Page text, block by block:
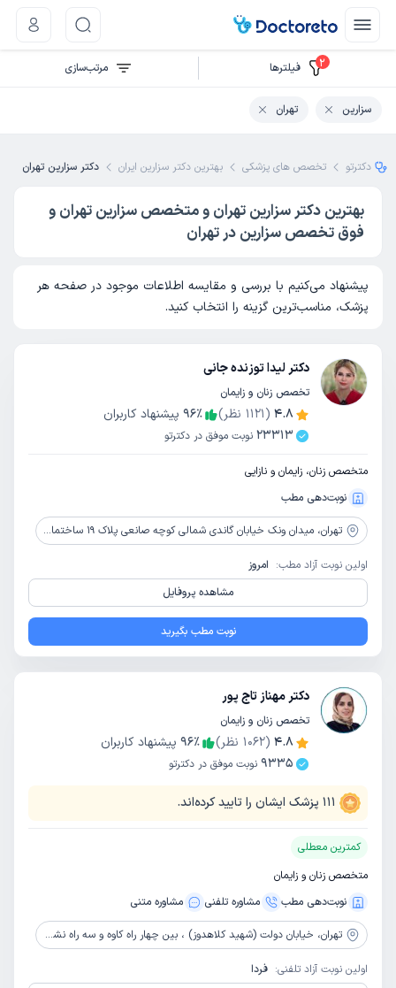
دکترتو تخصص های پزشکی بهترین دکتر سزارین ایران دکتر سزارین تهران
بهترین دکتر سزارین تهران و متخصص سزارین تهران و
فوق تخصص سزارین در تهران
پیشنهاد می‌کنیم با بررسی و مقایسه اطلاعات موجود در صفحه هر
پزشک، مناسب‌ترین گزینه را انتخاب کنید.
دکتر لیدا توزنده جانی
تخصص زنان و زایمان
4.8
(
1121 نظر) 96٪
پیشنهاد کاربران
23313 نوبت موفق در دکترتو
متخصص زنان، زایمان و نازایی
نوبت‌دهی مطب
تهران، میدان ونک خیابان گاندی شمالی کوچه صانعی پلاک 19 ساختمان پزشکان نشاط طبقه 5
اولین نوبت آزاد مطب: امروز
مشاهده پروفایل
نوبت مطب بگیرید
دکتر مهناز تاج پور
تخصص زنان و زایمان
4.8
(
1062 نظر) 96٪
پیشنهاد کاربران
9335 نوبت موفق در دکترتو
111 پزشک ایشان را تایید کرده‌اند.
کمترین معطلی
متخصص زنان و زایمان
نوبت‌دهی مطب
مشاوره‌ تلفنی مشاوره‌ متنی
تهران، خیابان دولت (شهید کلاهدوز) ، بین چهار راه کاوه و سه راه نشاط ، پلاک 317 ، طبقه 2
اولین نوبت آزاد تلفنی: فردا
2 فیلتر‌ها مرتب‌سازی
سزارین تهران